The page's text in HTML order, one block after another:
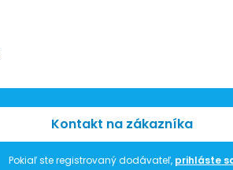
Kontakt na zákazníka
Pokiaľ ste registrovaný dodávateľ, prihláste